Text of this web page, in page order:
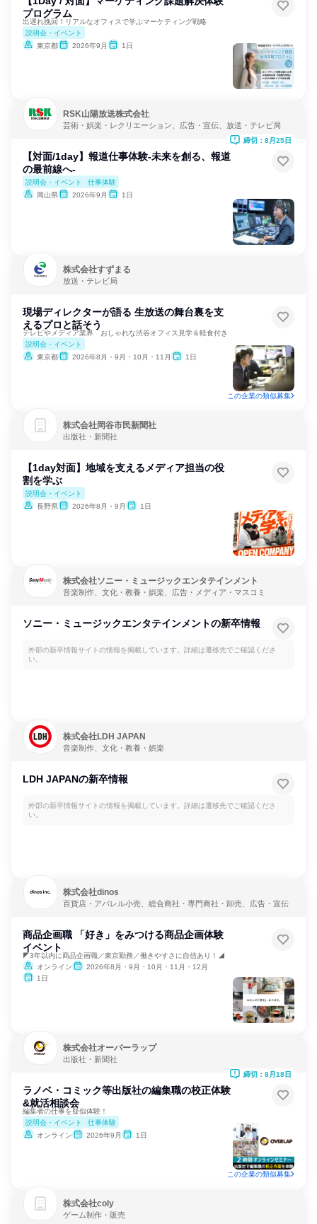
プログラム
出遅れ挽回！リアルなオフィスで学ぶマーケティング戦略
説明会・イベント
東京都
2026年9月 1日
RSK山陽放送株式会社
芸術・娯楽・レクリエーション、広告・宣伝、放送・テレビ局
【対面/1day】報道仕事体験-未来を創る、報道
の最前線へ-
説明会・イベント
仕事体験
岡山県
2026年9月 1日
締切：8月25日
株式会社すずまる
放送・テレビ局
現場ディレクターが語る 生放送の舞台裏を支
えるプロと話そう
テレビやメディア業界 おしゃれな渋谷オフィス見学＆軽食付き
説明会・イベント
東京都
2026年8月・9月・10月・11月 1日
この企業の類似募集
株式会社岡谷市民新聞社
出版社・新聞社
【1day対面】地域を支えるメディア担当の役
割を学ぶ
説明会・イベント
長野県
2026年8月・9月 1日
株式会社ソニー・ミュージックエンタテインメント
音楽制作、文化・教養・娯楽、広告・メディア・マスコミ
ソニー・ミュージックエンタテインメントの新卒情報
外部の新卒情報サイトの情報を掲載しています。詳細は遷移先でご確認くださ
い。
株式会社LDH JAPAN
音楽制作、文化・教養・娯楽
LDH JAPANの新卒情報
外部の新卒情報サイトの情報を掲載しています。詳細は遷移先でご確認くださ
い。
株式会社dinos
百貨店・アパレル小売、総合商社・専門商社・卸売、広告・宣伝
商品企画職 「好き」をみつける商品企画体験
イベント
◤3年以内に商品企画職／東京勤務／働きやすさに自信あり！◢
オンライン
2026年8月・9月・10月・11月・12月
1日
株式会社オーバーラップ
出版社・新聞社
ラノベ・コミック等出版社の編集職の校正体験
&就活相談会
編集者の仕事を疑似体験！
説明会・イベント
仕事体験
オンライン
2026年9月 1日
締切：8月18日
この企業の類似募集
株式会社coly
ゲーム制作・販売